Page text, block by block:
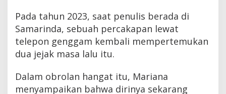
Pada tahun 2023, saat penulis berada di
Samarinda, sebuah percakapan lewat
telepon genggam kembali mempertemukan
dua jejak masa lalu itu.
Dalam obrolan hangat itu, Mariana
menyampaikan bahwa dirinya sekarang